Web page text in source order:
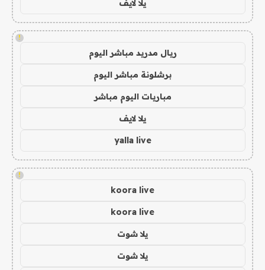
يلا لايف
!
ريال مدريد مباشر اليوم
برشلونة مباشر اليوم
مباريات اليوم مباشر
يلا لايف
yalla live
!
koora live
koora live
يلا شوت
يلا شوت